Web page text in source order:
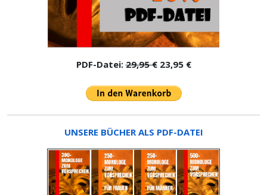
PDF-Datei:29,95 €23,95 €
UNSERE BÜCHER ALS PDF-DATEI